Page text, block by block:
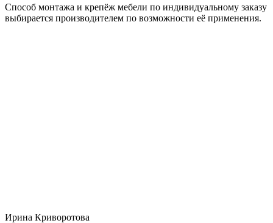
Способ монтажа и крепёж мебели по индивидуальному заказу
выбирается производителем по возможности её применения.
Ирина Криворотова